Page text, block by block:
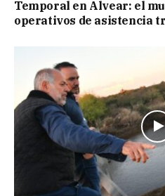
Temporal en Alvear: el
operativos de asistencia